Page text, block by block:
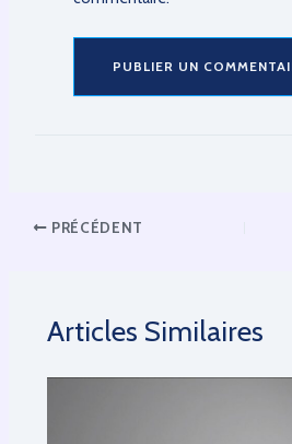
PRÉCÉDENT
Articles Similaires